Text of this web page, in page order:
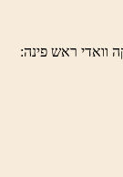
וואדי ראש פינה: